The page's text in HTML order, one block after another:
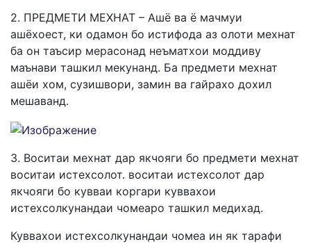
2. ПРЕДМЕТИ МЕХНАТ – Ашё ва ё мачмуи
ашёхоест, ки одамон бо истифода аз олоти мехнат
ба он таъсир мерасонад неъматхои моддиву
маънави ташкил мекунанд. Ба предмети мехнат
ашёи хом, сузишвори, замин ва гайрахо дохил
мешаванд.
3. Воситаи мехнат дар якчояги бо предмети мехнат
воситаи истехсолот. воситаи истехсолот дар
якчояги бо кувваи коргари куввахои
истехсолкунандаи чомеаро ташкил медихад.
Куввахои истехсолкунандаи чомеа ин як тарафи